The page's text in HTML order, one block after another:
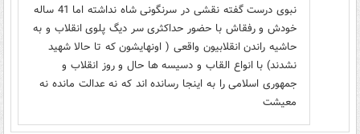
نبوی درست گفته نقشی در سرنگونی شاه نداشته اما 41 ساله
خودش و رفقاش با حضور حداکثری سر دیگ پلوی انقلاب و به
حاشیه راندن انقلابیون واقعی ( اونهایشون که تا حالا شهید
نشدند) با انواع القاب و دسیسه ها حال و روز انقلاب و
جمهوری اسلامی را به اینجا رسانده اند که نه عدالت مانده نه
معیشت